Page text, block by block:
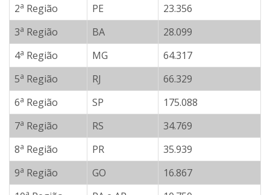
2a Região PE
23.356
3a Região BA
28.099
4a Região MG
64.317
5a Região RJ
66.329
6a Região SP
175.088
7a Região RS
34.769
8a Região PR
35.939
9a Região GO
16.867